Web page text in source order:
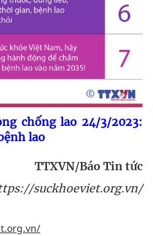
chống lao 24/3/2023:
lao
TTXVN/Báo Tin tức
suckhoeviet.org.vn/